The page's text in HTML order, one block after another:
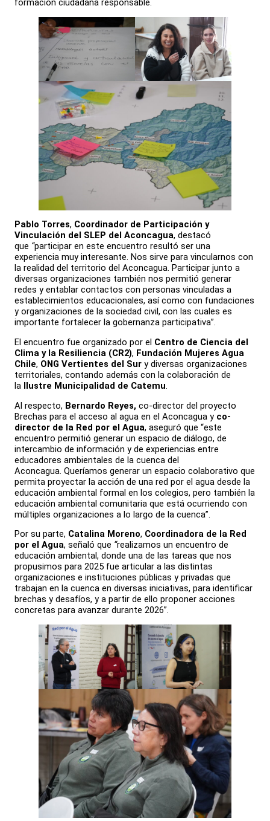
formación ciudadana responsable.
Pablo Torres, Coordinador de Participación y
Vinculación del SLEP del Aconcagua, destacó
que “participar en este encuentro resultó ser una
experiencia muy interesante. Nos sirve para vincularnos con
la realidad del territorio del Aconcagua. Participar junto a
diversas organizaciones también nos permitió generar
redes y entablar contactos con personas vinculadas a
establecimientos educacionales, así como con fundaciones
y organizaciones de la sociedad civil, con las cuales es
importante fortalecer la gobernanza participativa”.
El encuentro fue organizado por el Centro de Ciencia del
Clima y la Resiliencia (CR2), Fundación Mujeres Agua
Chile, ONG Vertientes del Sur y diversas organizaciones
territoriales, contando además con la colaboración de
la Ilustre Municipalidad de Catemu.
Al respecto, Bernardo Reyes, co-director del proyecto
Brechas para el acceso al agua en el Aconcagua y co-
director de la Red por el Agua, aseguró que “este
encuentro permitió generar un espacio de diálogo, de
intercambio de información y de experiencias entre
educadores ambientales de la cuenca del
Aconcagua. Queríamos generar un espacio colaborativo que
permita proyectar la acción de una red por el agua desde la
educación ambiental formal en los colegios, pero también la
educación ambiental comunitaria que está ocurriendo con
múltiples organizaciones a lo largo de la cuenca”.
Por su parte, Catalina Moreno, Coordinadora de la Red
por el Agua, señaló que “realizamos un encuentro de
educación ambiental, donde una de las tareas que nos
propusimos para 2025 fue articular a las distintas
organizaciones e instituciones públicas y privadas que
trabajan en la cuenca en diversas iniciativas, para identificar
brechas y desafíos, y a partir de ello proponer acciones
concretas para avanzar durante 2026”.